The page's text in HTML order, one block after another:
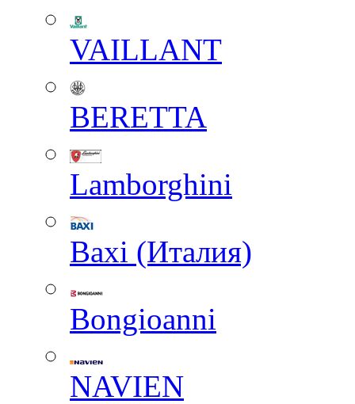
VAILLANT
BERETTA
Lamborghini
Baxi (Италия)
Вongioanni
NAVIEN